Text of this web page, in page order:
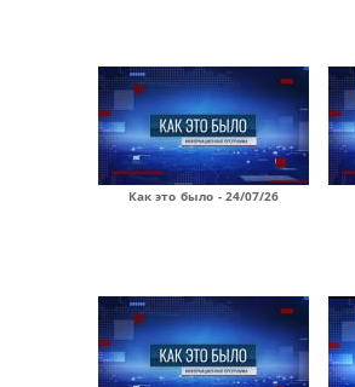
Как это было - 24/07/26